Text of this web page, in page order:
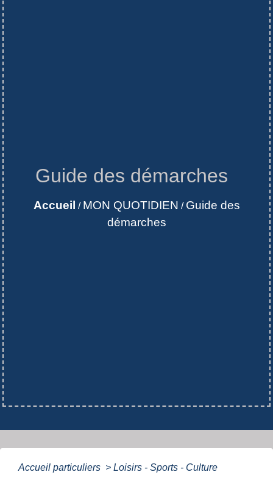
Guide des démarches
Accueil / MON QUOTIDIEN / Guide des
démarches
Accueil particuliers > Loisirs - Sports - Culture